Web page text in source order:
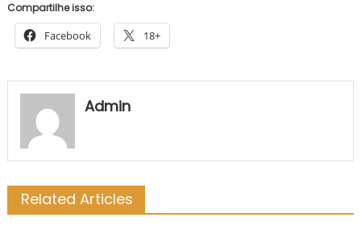
Compartilhe isso:
Facebook 18+
Admin
Related Articles